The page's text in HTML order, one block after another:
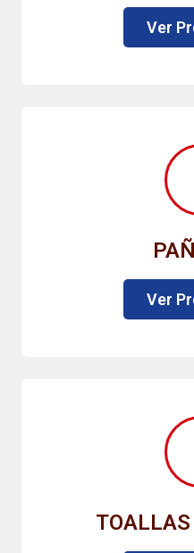
Ver
Ver
TOALLAS